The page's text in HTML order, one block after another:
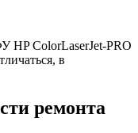
HP ColorLaserJet-PRO
в
ремонта